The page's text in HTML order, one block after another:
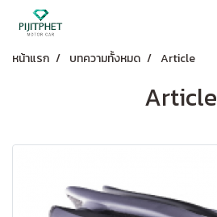
หน้าแรก บทความทั้งหมด Article
Article